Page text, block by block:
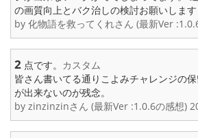
の画質向上とバク治しの検討お願いします
by 化物語を救ってくれさん (最新Ver
2 点です。 カスタム
皆さん書いてる通りこよみチャレンジの
が出来ないのが残念。
by zinzinzinさん (最新Ver :1.0.6の感想)